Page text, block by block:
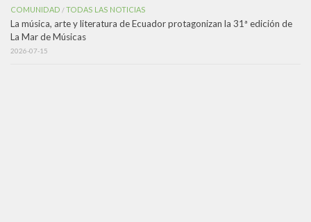
COMUNIDAD /TODAS LAS NOTICIAS
La música, arte y literatura de Ecuador protagonizan la 31ª edición de
La Mar de Músicas
2026-07-15